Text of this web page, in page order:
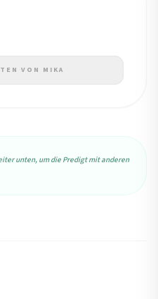
VON MIKA
unten, um die Predigt mit anderen